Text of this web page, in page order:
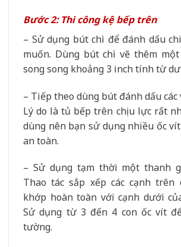
Bước 2: Thi công kệ bếp trên
– Sử dụng bút chì để đánh dấu
muốn. Dùng bút chì vẽ thêm
song song khoảng 3 inch tính từ
– Tiếp theo dùng bút đánh dấu
Lý do là tủ bếp trên chịu lực rất
dùng nên bạn sử dụng nhiều ốc
an toàn.
– Sử dụng tạm thời một thanh
Thao tác sắp xếp các cạnh trên
khớp hoàn toàn với cạnh dưới
Sử dụng từ 3 đến 4 con ốc vít
tường.